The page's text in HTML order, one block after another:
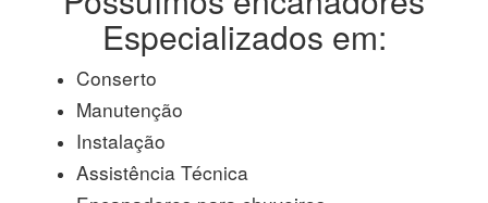
Especializados em:
Conserto
Manutenção
Instalação
Assistência Técnica